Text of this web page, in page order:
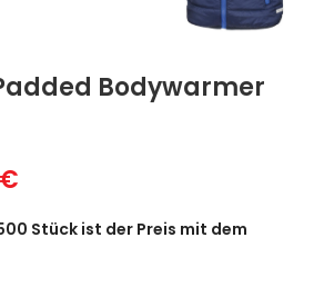
Bodywarmer
€
Stück ist der Preis mit dem